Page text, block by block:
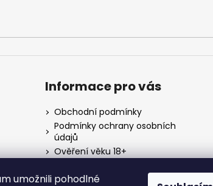
umožnili pohodlné
Informace pro vás
Obchodní podmínky
Podmínky ochrany osobních
údajů
Ověření věku 18+
Napište nám